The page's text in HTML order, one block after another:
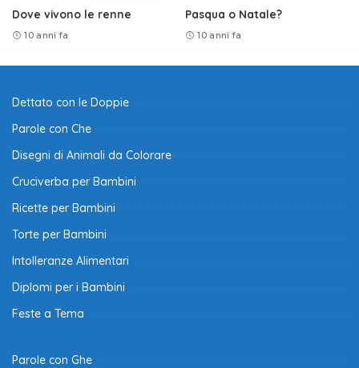
Dove vivono le renne
10 anni fa
Pasqua o Natale?
10 anni fa
Dettato con le Doppie
Parole con Che
Disegni di Animali da Colorare
Cruciverba per Bambini
Ricette per Bambini
Torte per Bambini
Intolleranze Alimentari
Diplomi per i Bambini
Feste a Tema
Parole con Ghe